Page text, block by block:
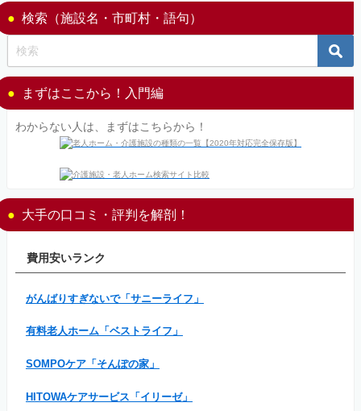
検索（施設名・市町村・語句）
まずはここから！入門編
わからない人は、まずはこちらから！
大手の口コミ・評判を解剖！
費用安いランク
がんばりすぎないで「サニーライフ」
有料老人ホーム「ベストライフ」
SOMPOケア「そんぽの家」
HITOWAケアサービス「イリーゼ」